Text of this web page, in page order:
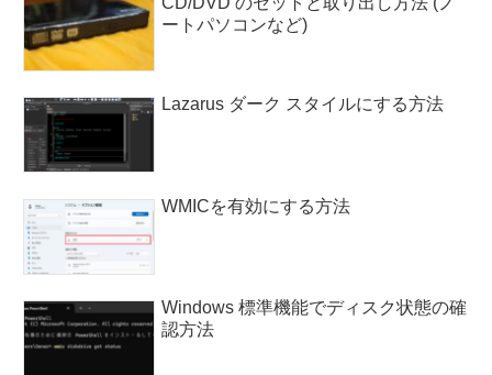
ートパソコンなど)
Lazarus ダーク スタイルにする方法
WMICを有効にする方法
Windows 標準機能でディスク状態の確
認方法